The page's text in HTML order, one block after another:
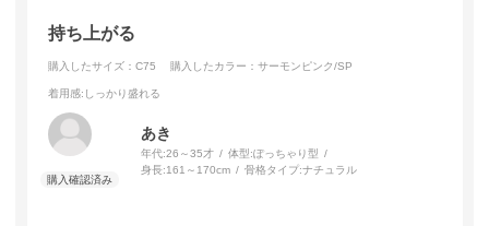
持ち上がる
購入したサイズ：C75 購入したカラー：サーモンピンク/SP
着用感:しっかり盛れる
あき
年代:26～35才 体型:ぽっちゃり型
身長:161～170cm 骨格タイプ:ナチュラル